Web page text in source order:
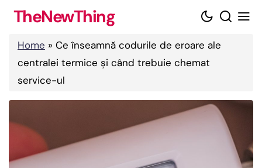
Skip
content
TheNewThing
Home » Ce înseamnă codurile de eroare ale
centralei termice și când trebuie chemat
service-ul